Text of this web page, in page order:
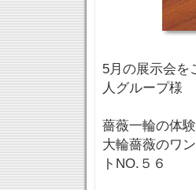
5月の展示会を
人グループ様
薔薇一輪の体
大輪薔薇のワ
トNO.５６